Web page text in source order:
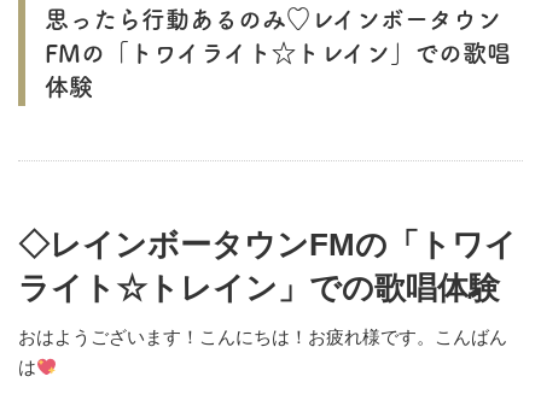
思ったら行動あるのみ♡レインボータウン
FMの「トワイライト☆トレイン」での歌唱
体験
◇レインボータウンFMの「トワイ
ライト☆トレイン」での歌唱体験
おはようございます！こんにちは！お疲れ様です。こんばん
は